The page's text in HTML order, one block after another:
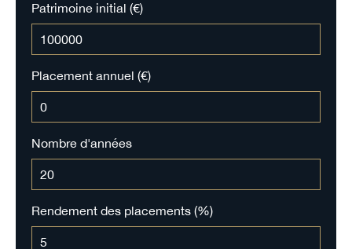
Patrimoine initial (€)
Placement annuel (€)
Nombre d'années
Rendement des placements (%)